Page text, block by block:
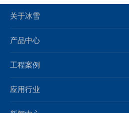
关于冰雪
产品中心
工程案例
应用行业